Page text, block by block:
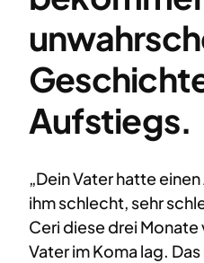
Aufstiegs.
„Dein Vater hatte
ihm schlecht, sehr
Ceri diese drei Monate
Vater im Koma lag.